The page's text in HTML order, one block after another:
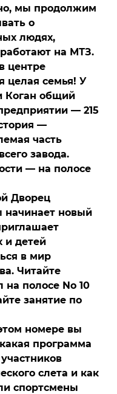
мы продолжим
о
людях,
на МТЗ.
центре
целая семья! У
Коган общий
— 215
—
часть
завода.
— на полосе
Дворец
начинает новый
и детей
в мир
Читайте
на полосе No 10
занятие по
номере вы
программа
слета и как
спортсмены